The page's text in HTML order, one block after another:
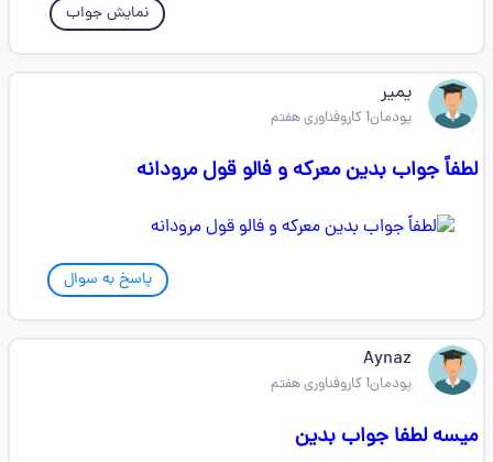
نمایش جواب
یمیر
پودمان1 کاروفناوری هفتم
لطفاً جواب بدین معرکه و فالو قول مرودانه
پاسخ به سوال
Aynaz
پودمان1 کاروفناوری هفتم
میسه لطفا جواب بدین